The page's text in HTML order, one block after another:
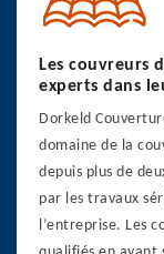
Les couvreurs
experts dans
Dorkeld
domaine de la
depuis plus de
par les travaux
l’entreprise. Les